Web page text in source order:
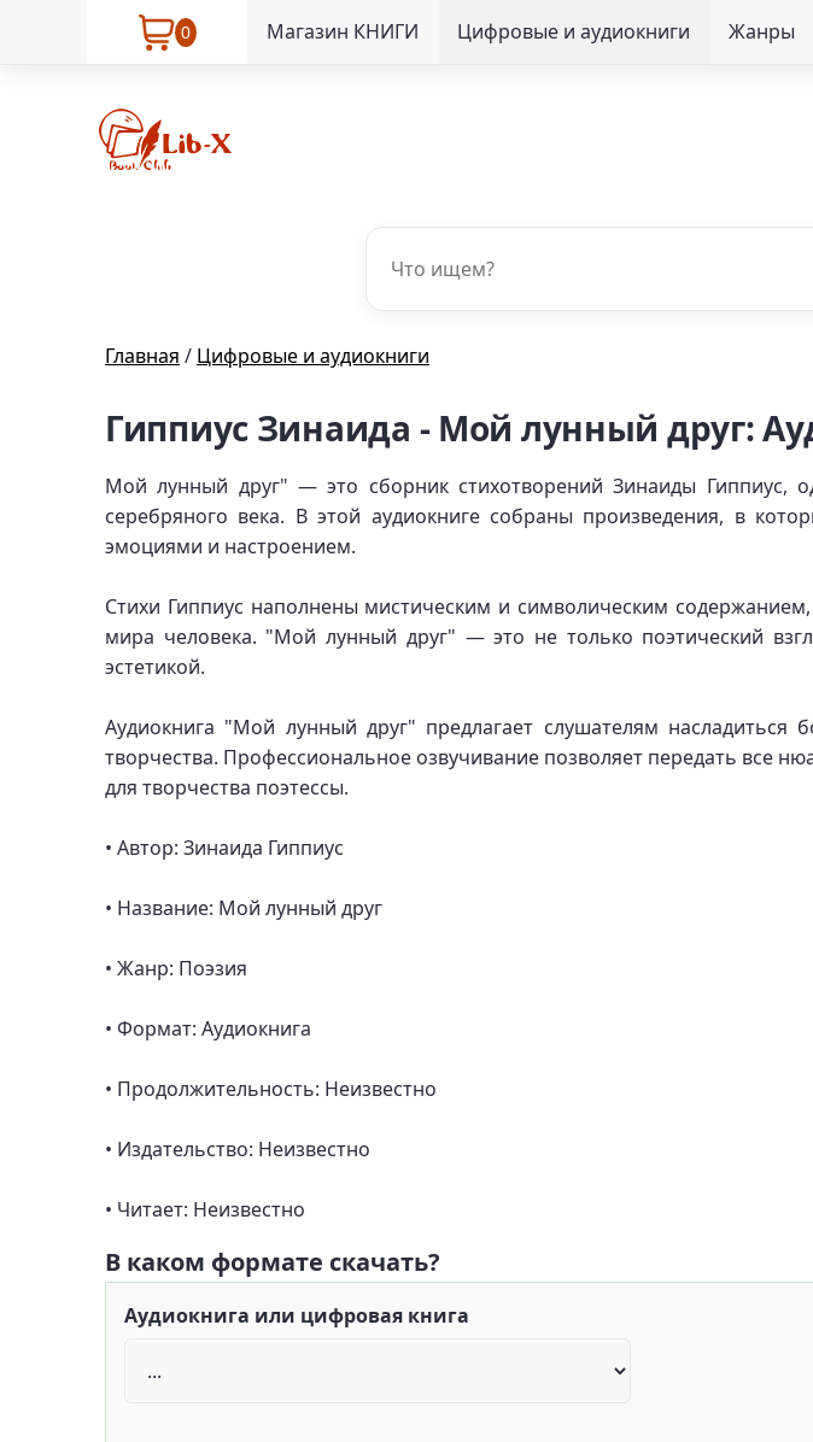
0 Магазин КНИГИ Цифровые и аудиокниги Жанры
Главная / Цифровые и аудиокниги
Гиппиус Зинаида - Мой лунный друг:
Мой лунный друг" — это сборник стихотворений Зинаиды Гиппиус,
серебряного века. В этой аудиокниге собраны произведения, в
эмоциями и настроением.
Стихи Гиппиус наполнены мистическим и символическим
мира человека. "Мой лунный друг" — это не только поэтический
эстетикой.
Аудиокнига "Мой лунный друг" предлагает слушателям насладиться
творчества. Профессиональное озвучивание позволяет передать все
для творчества поэтессы.
• Автор: Зинаида Гиппиус
• Название: Мой лунный друг
• Жанр: Поэзия
• Формат: Аудиокнига
• Продолжительность: Неизвестно
• Издательство: Неизвестно
• Читает: Неизвестно
В каком формате скачать?
Аудиокнига или цифровая книга